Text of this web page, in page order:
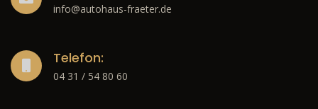
info@autohaus-fraeter.de
Telefon:
04 31 / 54 80 60